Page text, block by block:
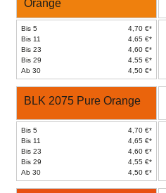
Orange
Bis 5
4,70 €*
Bis 11
4,65 €*
Bis 23
4,60 €*
Bis 29
4,55 €*
Ab 30
4,50 €*
BLK 2075 Pure Orange
Bis 5
4,70 €*
Bis 11
4,65 €*
Bis 23
4,60 €*
Bis 29
4,55 €*
Ab 30
4,50 €*